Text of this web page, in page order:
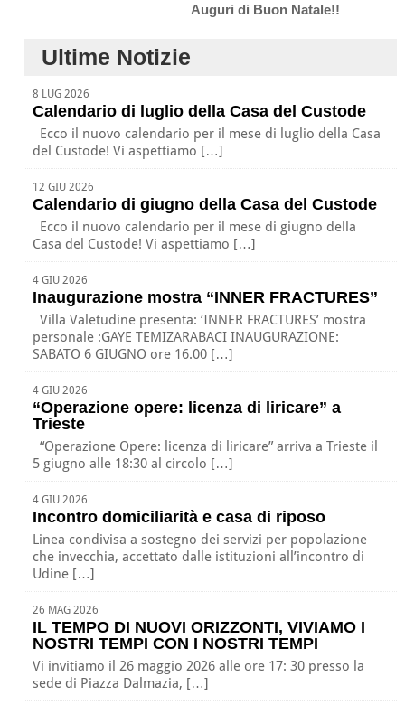
Auguri di Buon Natale!!
Ultime Notizie
8 LUG 2026
Calendario di luglio della Casa del Custode
Ecco il nuovo calendario per il mese di luglio della Casa
del Custode! Vi aspettiamo […]
12 GIU 2026
Calendario di giugno della Casa del Custode
Ecco il nuovo calendario per il mese di giugno della
Casa del Custode! Vi aspettiamo […]
4 GIU 2026
Inaugurazione mostra “INNER FRACTURES”
Villa Valetudine presenta: ‘INNER FRACTURES’ mostra
personale :GAYE TEMIZARABACI INAUGURAZIONE:
SABATO 6 GIUGNO ore 16.00 […]
4 GIU 2026
“Operazione opere: licenza di liricare” a
Trieste
“Operazione Opere: licenza di liricare” arriva a Trieste il
5 giugno alle 18:30 al circolo […]
4 GIU 2026
Incontro domiciliarità e casa di riposo
Linea condivisa a sostegno dei servizi per popolazione
che invecchia, accettato dalle istituzioni all’incontro di
Udine […]
26 MAG 2026
IL TEMPO DI NUOVI ORIZZONTI, VIVIAMO I
NOSTRI TEMPI CON I NOSTRI TEMPI
Vi invitiamo il 26 maggio 2026 alle ore 17: 30 presso la
sede di Piazza Dalmazia, […]